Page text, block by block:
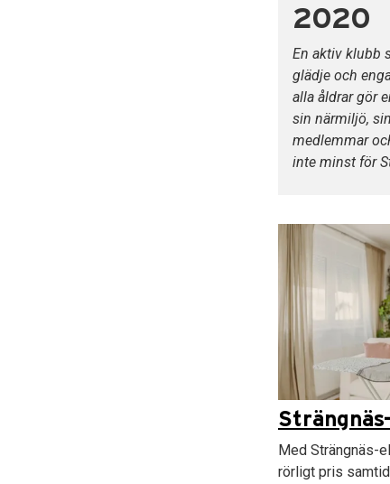
2020
En aktiv klubb
glädje och
alla åldrar gör
sin närmiljö,
medlemmar
inte minst för
Strängnäs-
Med Strängnäs-
rörligt pris